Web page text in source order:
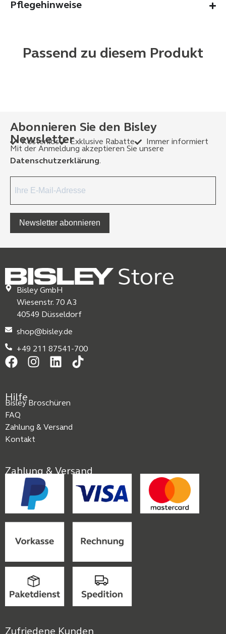
Pflegehinweise
Passend zu diesem Produkt
Abonnieren Sie den Bisley
Newsletter
Kostenlos Exklusive Rabatte
Immer informiert
Mit der Anmeldung akzeptieren Sie unsere
Datenschutzerklärung.
Newsletter abonnieren
Bisley GmbH
Wiesenstr. 70 A3
40549 Düsseldorf
shop@bisley.de
+49 211 87541-700
Hilfe
Bisley Broschüren
FAQ
Zahlung & Versand
Kontakt
Zahlung & Versand